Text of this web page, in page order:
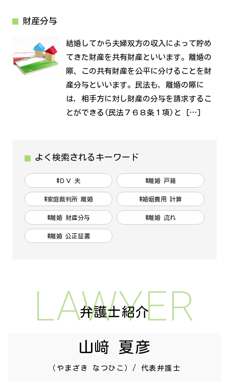
財産分与
結婚してから夫婦双方の収入によって貯め
てきた財産を共有財産といいます。離婚の
際、この共有財産を公平に分けることを財
産分与といいます。民法も，離婚の際に
は，相手方に対し財産の分与を請求するこ
とができる(民法７６８条１項)と […]
よく検索されるキーワード
#ＤＶ 夫 #離婚 戸籍
#家庭裁判所 離婚 #婚姻費用 計算
#離婚 財産分与 #離婚 流れ
#離婚 公正証書
LAWYER
弁護士紹介
山﨑 夏彦
（やまざき なつひこ）/ 代表弁護士